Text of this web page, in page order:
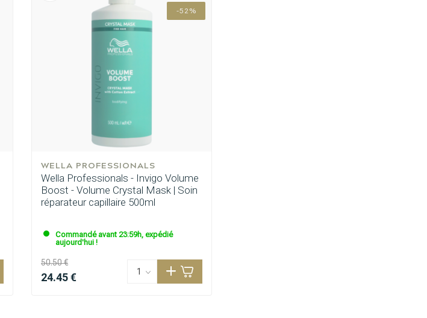
-52%
WELLA PROFESSIONALS
Wella Professionals - Invigo Volume
Boost - Volume Crystal Mask | Soin
réparateur capillaire 500ml
Commandé avant 23:59h, expédié
aujourd'hui !
50.50 €
24.45 €